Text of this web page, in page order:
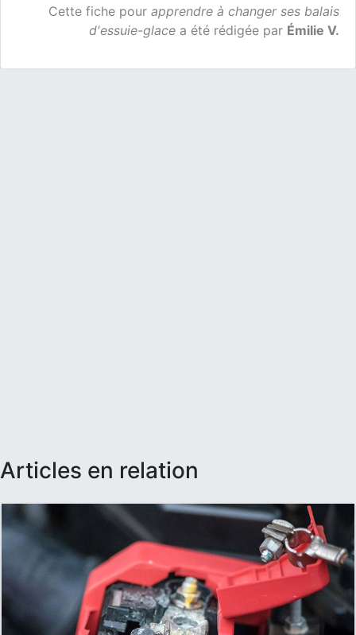
Cette fiche pour apprendre à changer ses balais
d'essuie-glace a été rédigée par Émilie V.
articles en relation